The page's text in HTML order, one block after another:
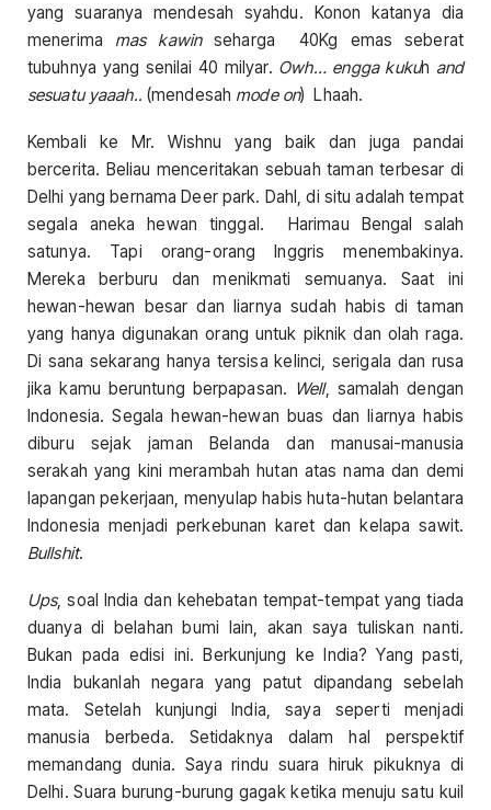
yang suaranya mendesah syahdu. Konon katanya dia
menerima mas kawinseharga 40Kg emas seberat
tubuhnya yang senilai 40 milyar. Owh… engga kukuh and
sesuatu yaaah.. (mendesah mode on) Lhaah.
Kembali ke Mr. Wishnu yang baik dan juga pandai
bercerita. Beliau menceritakan sebuah taman terbesar di
Delhi yang bernama Deer park. Dahl, di situ adalah tempat
segala aneka hewan tinggal. Harimau Bengal salah
satunya. Tapi orang-orang Inggris menembakinya.
Mereka berburu dan menikmati semuanya. Saat ini
hewan-hewan besar dan liarnya sudah habis di taman
yang hanya digunakan orang untuk piknik dan olah raga.
Di sana sekarang hanya tersisa kelinci, serigala dan rusa
jika kamu beruntung berpapasan. Well, samalah dengan
Indonesia. Segala hewan-hewan buas dan liarnya habis
diburu sejak jaman Belanda dan manusai-manusia
serakah yang kini merambah hutan atas nama dan demi
lapangan pekerjaan, menyulap habis huta-hutan belantara
Indonesia menjadi perkebunan karet dan kelapa sawit.
Bullshit.
Ups, soal India dan kehebatan tempat-tempat yang tiada
duanya di belahan bumi lain, akan saya tuliskan nanti.
Bukan pada edisi ini. Berkunjung ke India? Yang pasti,
India bukanlah negara yang patut dipandang sebelah
mata. Setelah kunjungi India, saya seperti menjadi
manusia berbeda. Setidaknya dalam hal perspektif
memandang dunia. Saya rindu suara hiruk pikuknya di
Delhi. Suara burung-burung gagak ketika menuju satu kuil